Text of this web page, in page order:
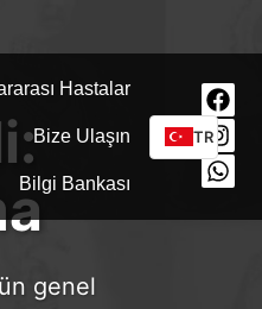
Hastalar
Bize Ulaşın
Bilgi Bankası
TR
genel